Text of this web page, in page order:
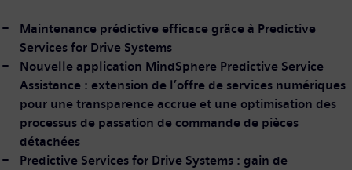
Maintenance prédictive efficace grâce à Predictive
Services for Drive Systems
Nouvelle application MindSphere Predictive Service
Assistance : extension de l’offre de services numériques
pour une transparence accrue et une optimisation des
processus de passation de commande de pièces
détachées
Predictive Services for Drive Systems : gain de